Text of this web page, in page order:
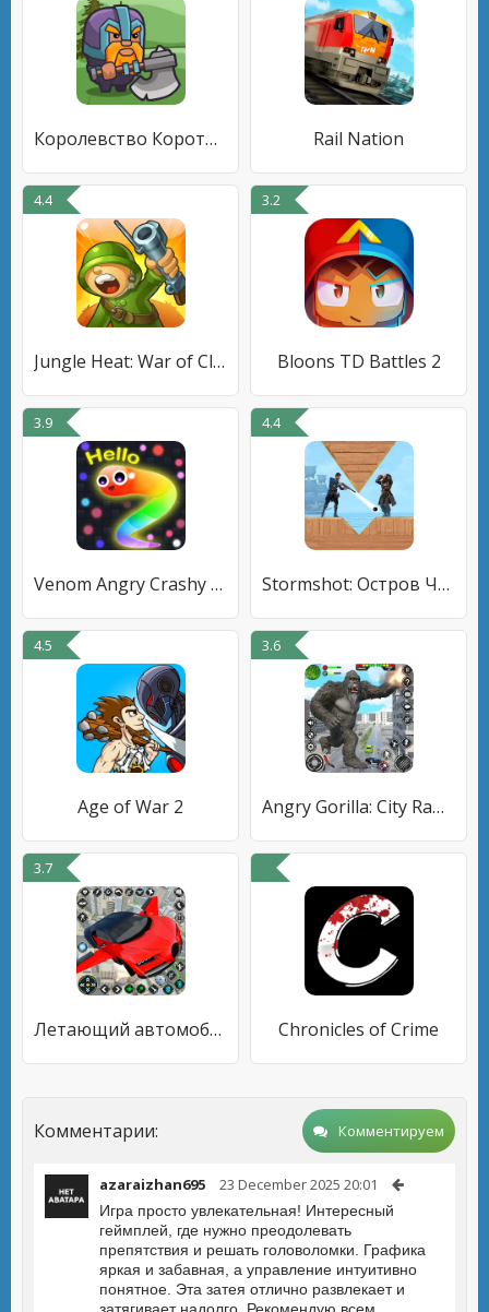
Королевство Коротышек 1 Rail Nation
4.4
Jungle Heat: War of Clans
3.2
Bloons TD Battles 2
3.9
Venom Angry Crashy Rush Online
4.4
Stormshot: Остров Черепа
4.5
Age of War 2
3.6
Angry Gorilla: City Rampage
3.7
Летающий автомобиль робот игра Chronicles of Crime
Комментарии: Комментируем
azaraizhan695 23 December 2025 20:01
Игра просто увлекательная! Интересный
геймплей, где нужно преодолевать
препятствия и решать головоломки. Графика
яркая и забавная, а управление интуитивно
понятное. Эта затея отлично развлекает и